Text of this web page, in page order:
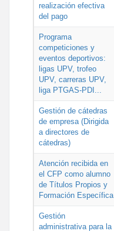
realización efectiva
del pago
Programa
competiciones y
eventos deportivos:
ligas UPV, trofeo
UPV, carreras UPV,
liga PTGAS-PDI...
Gestión de cátedras
de empresa (Dirigida
a directores de
cátedras)
Atención recibida en
el CFP como alumno
de Títulos Propios y
Formación Específica
Gestión
administrativa para la